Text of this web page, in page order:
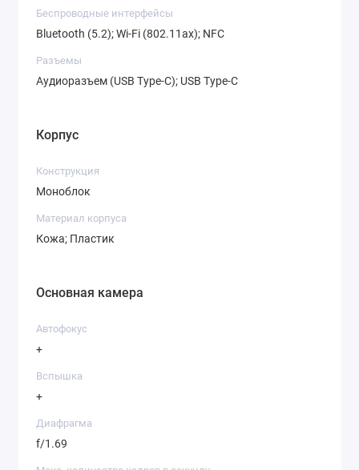
Беспроводные интерфейсы
Bluetooth (5.2); Wi-Fi (802.11ax); NFC
Разъемы
Аудиоразъем (USB Type-C); USB Type-C
Корпус
Конструкция
Моноблок
Материал корпуса
Кожа; Пластик
Основная камера
Автофокус
+
Вспышка
+
Диафрагма
f/1.69